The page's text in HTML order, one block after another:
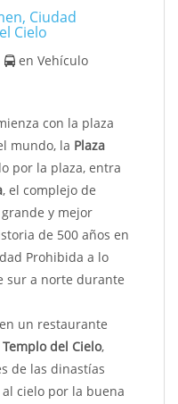
Ciudad
Cielo
en Vehículo
con la plaza
mundo, la Plaza
por la plaza, entra
, el complejo de
y mejor
de 500 años en
Prohibida a lo
sur a norte durante
un restaurante
Templo del Cielo,
de las dinastías
cielo por la buena